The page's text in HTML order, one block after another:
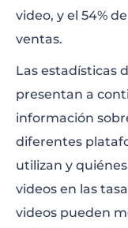
video, y el 54%
ventas.
Las estadísticas
presentan a
información
diferentes
utilizan y
videos en las
videos pueden